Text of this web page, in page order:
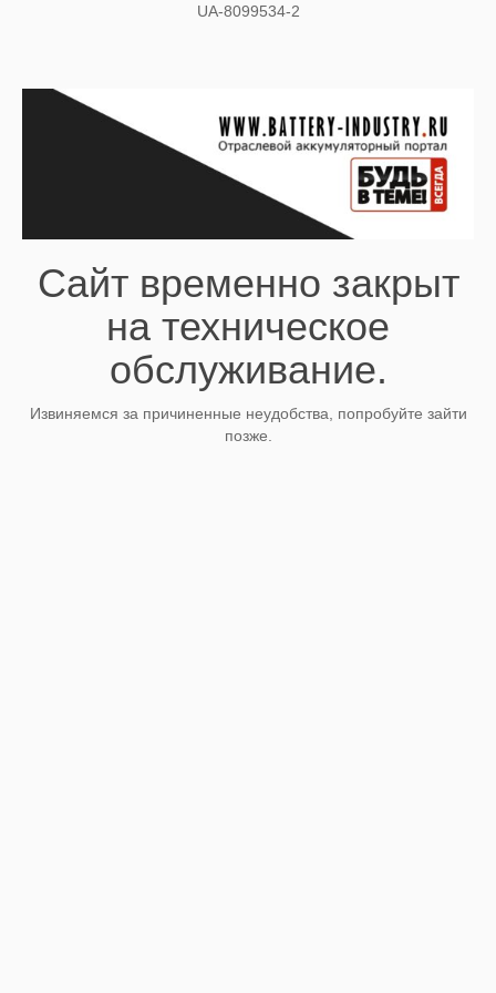
UA-8099534-2
Сайт временно закрыт
на техническое
обслуживание.
Извиняемся за причиненные неудобства, попробуйте зайти
позже.